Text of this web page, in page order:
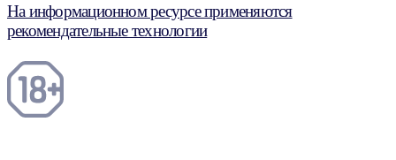
На информационном ресурсе применяются
рекомендательные технологии